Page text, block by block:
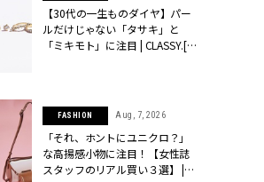
【30代の一生ものダイヤ】パー
ルだけじゃない「タサキ」と
「ミキモト」に注目 | CLASSY.[ク
FASHION Aug, 7, 2026
「それ、ホントにユニクロ？」
な高揚感小物に注目！【女性誌
スタッフのリアル買い３選】 |